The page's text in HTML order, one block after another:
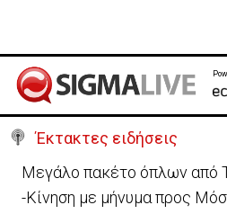
Έκτακτες ειδήσεις
Μελέτησε το πόρισμα της
ο Πάλμας- «Ουδέν σχόλιο»